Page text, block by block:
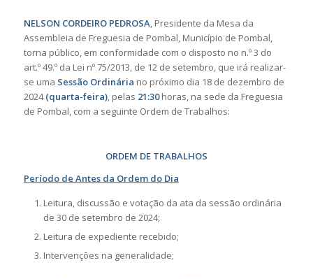
NELSON CORDEIRO PEDROSA, Presidente da Mesa da
Assembleia de Freguesia de Pombal, Município de Pombal,
torna público, em conformidade com o disposto no n.º 3 do
art.º 49.º da Lei nº 75/2013, de 12 de setembro, que irá realizar-
se uma Sessão Ordinária no próximo dia 18 de dezembro de
2024(quarta-feira), pelas 21:30horas, na sede da Freguesia
de Pombal, com a seguinte Ordem de Trabalhos:
ORDEM DE TRABALHOS
Período de Antes da Ordem do Dia
Leitura, discussão e votação da ata da sessão ordinária
de 30 de setembro de 2024;
Leitura de expediente recebido;
Intervenções na generalidade;